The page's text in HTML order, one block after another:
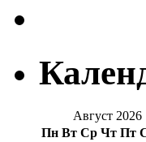
Август 2026
Пн Вт Ср Чт Пт